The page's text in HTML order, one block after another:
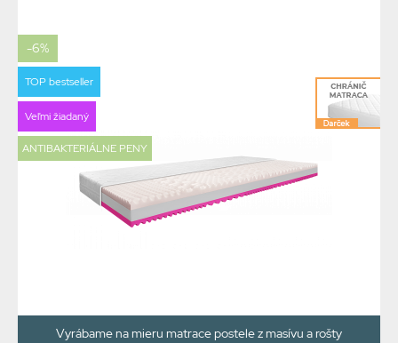
-6%
TOP bestseller
Veľmi žiadaný
ANTIBAKTERIÁLNE PENY
Vyrábame na mieru matrace postele z masívu a rošty